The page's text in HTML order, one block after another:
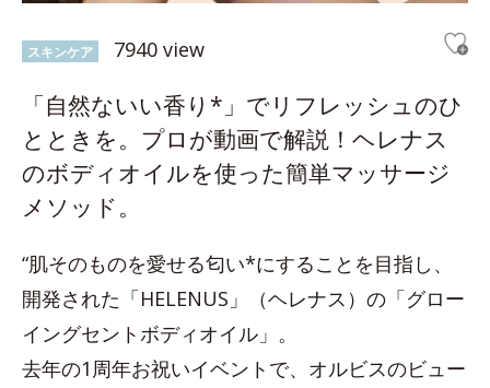
スキンケア 7940 view
「自然ないい香り*」でリフレッシュのひ
とときを。プロが動画で解説！ヘレナス
のボディオイルを使った簡単マッサージ
メソッド。
“肌そのものを愛せる匂い*にすることを目指し、
開発された「HELENUS」（ヘレナス）の「グロー
イングセントボディオイル」。
去年の1周年お祝いイベントで、オルビスのビュー